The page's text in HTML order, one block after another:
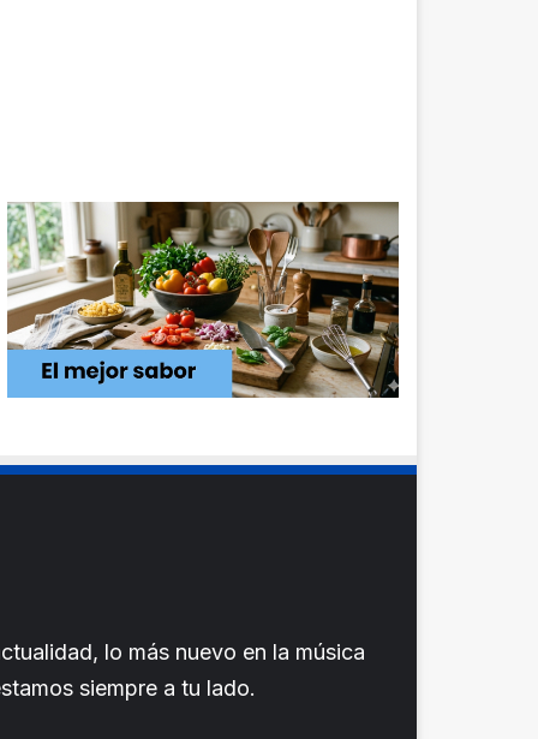
lo más nuevo en la música
siempre a tu lado.